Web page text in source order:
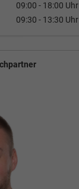
09:00 - 18:00 Uhr
09:30 - 13:30 Uhr